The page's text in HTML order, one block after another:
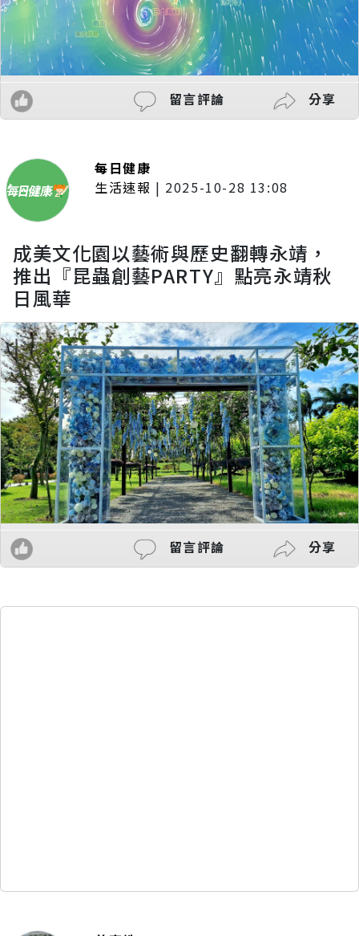
留言評論 分享
每日健康
生活速報 | 2025-10-28 13:08
成美文化園以藝術與歷史翻轉永靖，
推出『昆蟲創藝PARTY』點亮永靖秋
日風華
留言評論 分享